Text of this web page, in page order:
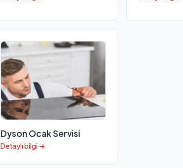
Dyson Ocak Servisi
Detaylı bilgi →